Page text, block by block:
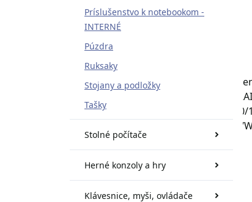
Príslušenstvo k notebookom -
INTERNÉ
Púzdra
Ruksaky
Stojany a podložky
Tašky
Stolné počítače
Herné konzoly a hry
Klávesnice, myši, ovládače